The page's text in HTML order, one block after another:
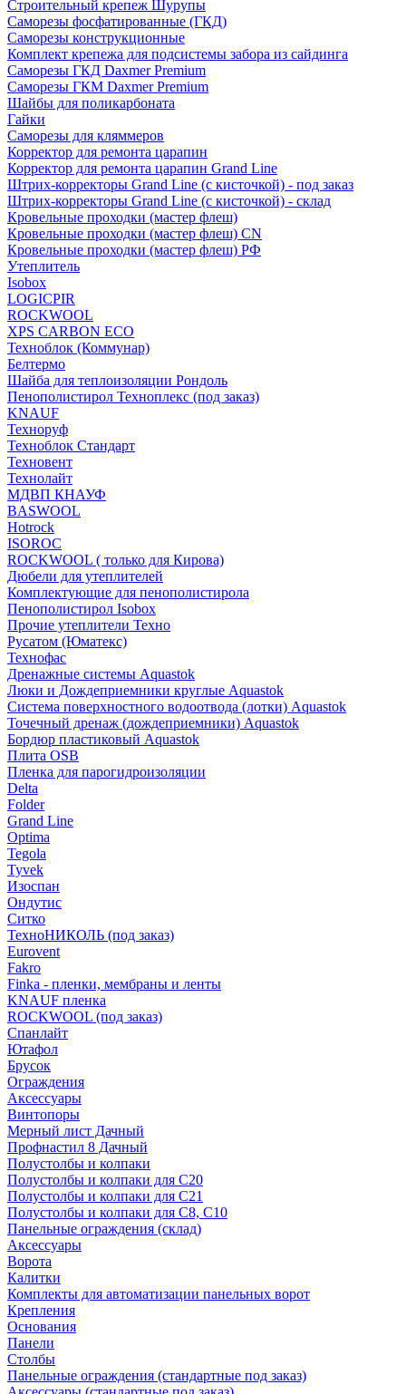
Строительный крепеж Шурупы
Саморeзы фосфатированные (ГКД)
Саморезы конструкционные
Комплект крепежа для подсистемы забора из сайдинга
Саморезы ГКД Daxmer Premium
Саморезы ГКМ Daxmer Premium
Шайбы для поликарбоната
Гайки
Саморезы для кляммеров
Корректор для ремонта царапин
Корректор для ремонта царапин Grand Line
Штрих-корректоры Grand Line (с кисточкой) - под заказ
Штрих-корректоры Grand Line (с кисточкой) - склад
Кровельные проходки (мастер флеш)
Кровельные проходки (мастер флеш) CN
Кровельные проходки (мастер флеш) РФ
Утеплитель
Isobox
LOGICPIR
ROCKWOOL
XPS CARBON ECO
Техноблок (Коммунар)
Белтермо
Шайба для теплоизоляции Рондоль
Пенополистирол Техноплекс (под заказ)
KNАUF
Технoруф
Техноблок Стандарт
Техновент
Технолайт
МДВП КНАУФ
BASWOOL
Hotrock
ISOROC
ROCKWOOL ( только для Кирова)
Дюбели для утеплителей
Комплектующие для пенополистирола
Пенополистирол Isobox
Прочие утеплители Техно
Русатом (Юматекс)
Технофас
Дренажные системы Aquastok
Люки и Дождеприемники круглые Aquastok
Система поверхностного водоотвода (лотки) Aquastok
Точечный дренаж (дождеприемники) Aquastok
Бордюр пластиковый Aquastok
Плита OSB
Пленка для парогидроизоляции
Delta
Folder
Grand Line
Optima
Tegola
Tyvek
Изоспан
Ондутис
Ситко
ТехноНИКОЛЬ (под заказ)
Eurovent
Fakro
Finka - пленки, мембраны и ленты
KNAUF пленка
ROCKWOOL (под заказ)
Спанлайт
Ютафол
Брусок
Ограждения
Аксессуары
Винтопоры
Мерный лист Дачный
Профнастил 8 Дачный
Полустолбы и колпаки
Полустолбы и колпаки для С20
Полустолбы и колпаки для С21
Полустолбы и колпаки для С8, С10
Панельные ограждения (склад)
Аксессуары
Ворота
Калитки
Комплекты для автоматизации панельных ворот
Крепления
Основания
Панели
Столбы
Панельные ограждения (стандартные под заказ)